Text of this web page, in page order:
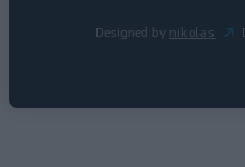
Designed by nikolas